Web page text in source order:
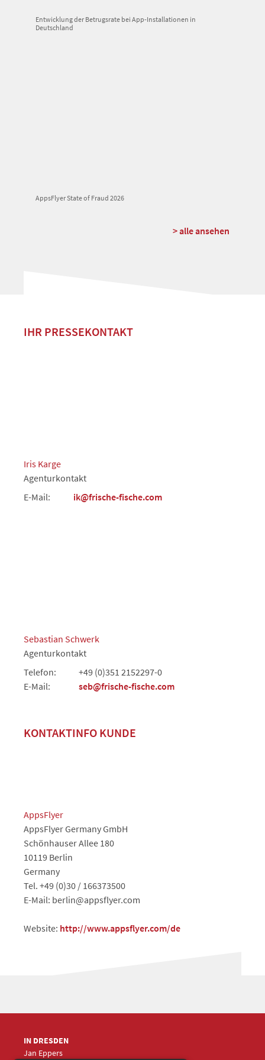
Entwicklung der Betrugsrate bei App-Installationen in
Deutschland
AppsFlyer State of Fraud 2026
> alle ansehen
IHR PRESSEKONTAKT
Iris Karge
Agenturkontakt
E-Mail:
ik@frische-fische.com
Sebastian Schwerk
Agenturkontakt
Telefon:
+49 (0)351 2152297-0
E-Mail:
seb@frische-fische.com
KONTAKTINFO KUNDE
AppsFlyer
AppsFlyer Germany GmbH
Schönhauser Allee 180
10119 Berlin
Germany
Tel. +49 (0)30 / 166373500
E-Mail: berlin@appsflyer.com
Website: http://www.appsflyer.com/de
IN DRESDEN
Jan Eppers